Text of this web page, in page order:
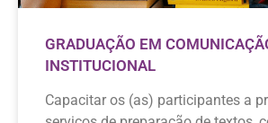
GRADUAÇÃO EM
INSTITUCIONAL
Capacitar os (as) participantes a